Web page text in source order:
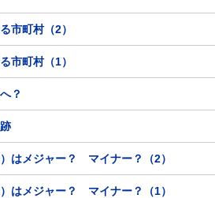
市町村（2）
市町村（1）
？
はメジャー？ マイナー？（2）
はメジャー？ マイナー？（1）